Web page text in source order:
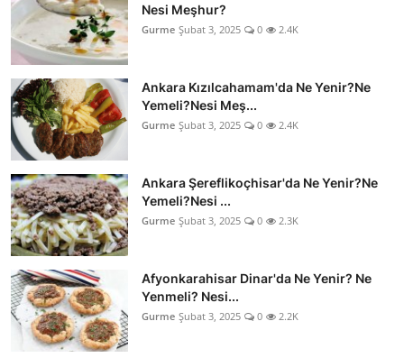
Nesi Meşhur?
Gurme Şubat 3, 2025 0 2.4K
Ankara Kızılcahamam'da Ne Yenir?Ne
Yemeli?Nesi Meş...
Gurme Şubat 3, 2025 0 2.4K
Ankara Şereflikoçhisar'da Ne Yenir?Ne
Yemeli?Nesi ...
Gurme Şubat 3, 2025 0 2.3K
Afyonkarahisar Dinar'da Ne Yenir? Ne
Yenmeli? Nesi...
Gurme Şubat 3, 2025 0 2.2K